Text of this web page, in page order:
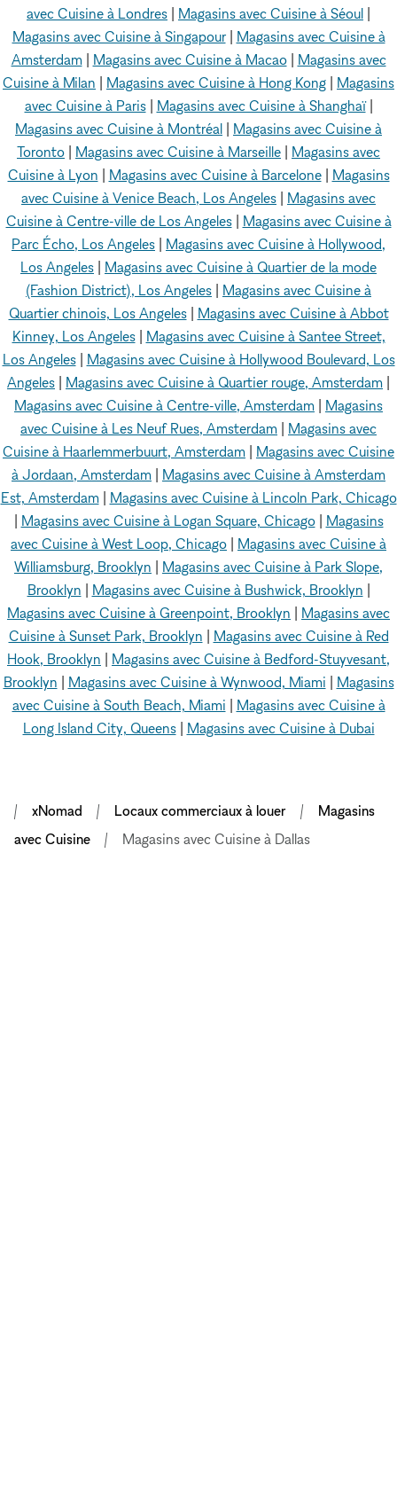
avec Cuisine à Londres | Magasins avec Cuisine à Séoul |
Magasins avec Cuisine à Singapour| Magasins avec Cuisine à
Amsterdam| Magasins avec Cuisine à Macao| Magasins avec
Cuisine à Milan | Magasins avec Cuisine à Hong Kong | Magasins
avec Cuisine à Paris| Magasins avec Cuisine à Shanghaï|
Magasins avec Cuisine à Montréal | Magasins avec Cuisine à
Toronto | Magasins avec Cuisine à Marseille | Magasins avec
Cuisine à Lyon | Magasins avec Cuisine à Barcelone| Magasins
avec Cuisine à Venice Beach, Los Angeles | Magasins avec
Cuisine à Centre-ville de Los Angeles| Magasins avec Cuisine à
Parc Écho, Los Angeles | Magasins avec Cuisine à Hollywood,
Los Angeles | Magasins avec Cuisine à Quartier de la mode
(Fashion District), Los Angeles | Magasins avec Cuisine à
Quartier chinois, Los Angeles| Magasins avec Cuisine à Abbot
Kinney, Los Angeles| Magasins avec Cuisine à Santee Street,
Los Angeles| Magasins avec Cuisine à Hollywood Boulevard, Los
Angeles | Magasins avec Cuisine à Quartier rouge, Amsterdam |
Magasins avec Cuisine à Centre-ville, Amsterdam | Magasins
avec Cuisine à Les Neuf Rues, Amsterdam | Magasins avec
Cuisine à Haarlemmerbuurt, Amsterdam | Magasins avec Cuisine
à Jordaan, Amsterdam | Magasins avec Cuisine à Amsterdam
Est, Amsterdam| Magasins avec Cuisine à Lincoln Park, Chicago
| Magasins avec Cuisine à Logan Square, Chicago| Magasins
avec Cuisine à West Loop, Chicago | Magasins avec Cuisine à
Williamsburg, Brooklyn | Magasins avec Cuisine à Park Slope,
Brooklyn | Magasins avec Cuisine à Bushwick, Brooklyn |
Magasins avec Cuisine à Greenpoint, Brooklyn | Magasins avec
Cuisine à Sunset Park, Brooklyn | Magasins avec Cuisine à Red
Hook, Brooklyn | Magasins avec Cuisine à Bedford-Stuyvesant,
Brooklyn | Magasins avec Cuisine à Wynwood, Miami | Magasins
avec Cuisine à South Beach, Miami | Magasins avec Cuisine à
Long Island City, Queens| Magasins avec Cuisine à Dubai
xNomad Locaux commerciaux à louer
Magasins
avec Cuisine
Magasins avec Cuisine à Dallas